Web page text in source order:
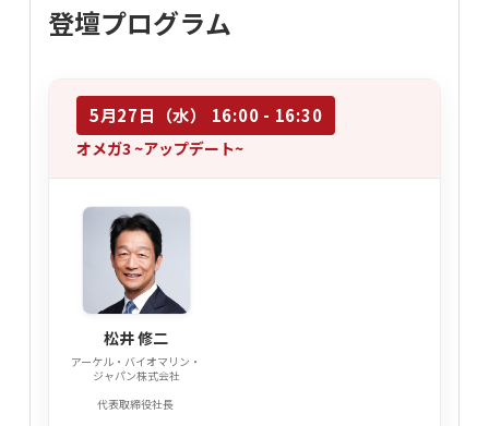
登壇プログラム
5月27日（水） 16:00 - 16:30
オメガ3 ~アップデート~
松井 修二
アーケル・バイオマリン・
ジャパン株式会社
代表取締役社長